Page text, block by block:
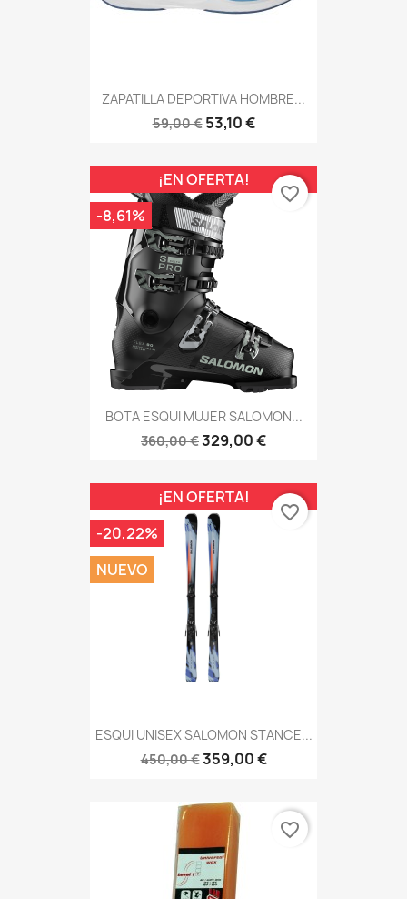
ZAPATILLA DEPORTIVA HOMBRE...
59,00 € 53,10 €
BOTA ESQUI MUJER SALOMON...
360,00 €329,00 €
¡EN OFERTA!
-8,61%
favorite_border
ESQUI UNISEX SALOMON STANCE...
450,00 €359,00 €
¡EN OFERTA!
-20,22%
NUEVO
favorite_border
favorite_border